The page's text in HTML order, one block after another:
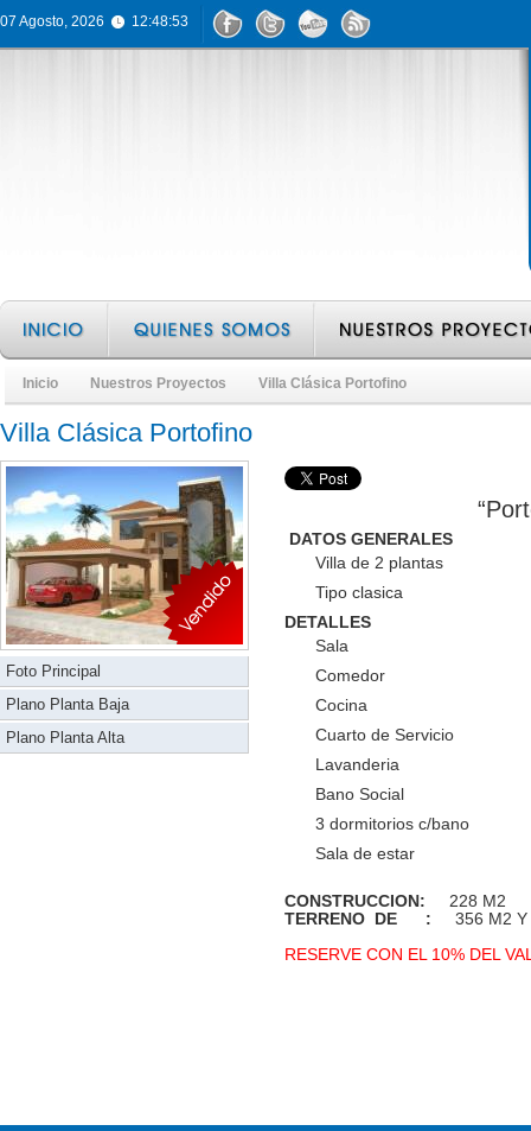
07 Agosto, 2026 12:48:53
Inicio Nuestros Proyectos Villa Clásica Portofino
Villa Clásica Portofino
Foto Principal
Plano Planta Baja
Plano Planta Alta
DATOS GENERALES
Villa de 2 plantas
Tipo clasica
DETALLES
Sala
Comedor
Cocina
Cuarto de Servicio
Lavanderia
Bano Social
3 dormitorios c/bano
Sala de estar
CONSTRUCCION:
228 M2
TERRENO DE : 356 M2 Y
RESERVE CON EL 10% DEL